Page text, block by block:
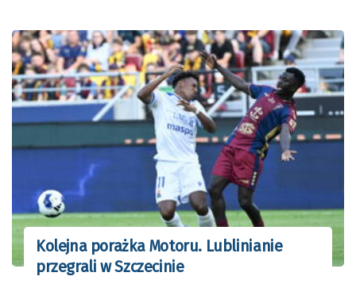
Kolejna porażka Motoru. Lublinianie
przegrali w Szczecinie